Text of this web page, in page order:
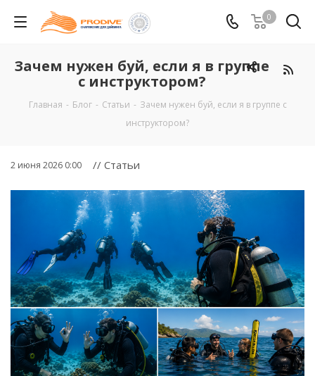
0
Зачем нужен буй, если я в группе
с инструктором?
Главная - Блог - Статьи - Зачем нужен буй, если я в группе с
инструктором?
2 июня 2026 0:00 // Статьи